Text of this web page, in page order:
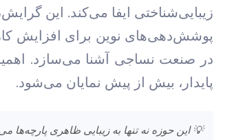
زیبایی‌شناختی ایفا می‌کند. این
پوشش‌دهی‌های نوین برای افزایش
در صنعت نساجی آشنا می‌سازد.
پایدار، بیش از پیش نمایان می‌شود.
💡 این حوزه نه تنها به زیبایی ظاهری پارچه‌ها